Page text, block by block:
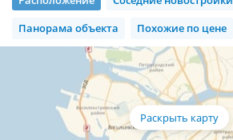
Панорама объекта
Похожие по цене